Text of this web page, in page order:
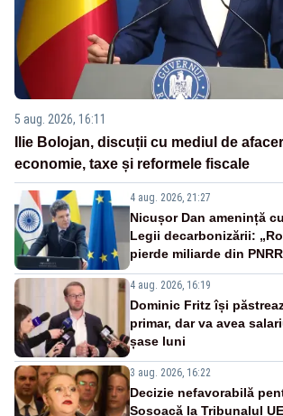
5 aug. 2026, 16:11
Ilie Bolojan, discuții cu mediul de
economie, taxe și reformele fiscale
4 aug. 2026, 21:27
Nicușor Dan amenință
Legii decarbonizării:
pierde miliarde din
4 aug. 2026, 16:19
Dominic Fritz își
primar, dar va avea
șase luni
3 aug. 2026, 16:22
Decizie nefavorabilă
Șoșoacă la Tribunalul